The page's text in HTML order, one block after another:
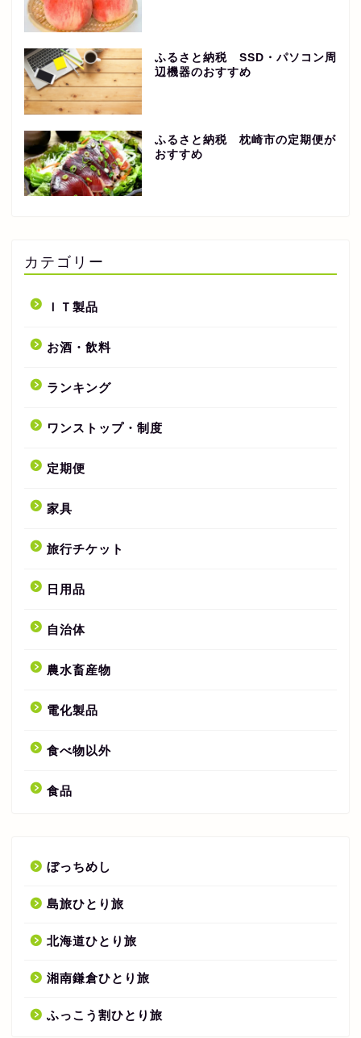
ふるさと納税 SSD・パソコン周
辺機器のおすすめ
ふるさと納税 枕崎市の定期便が
おすすめ
カテゴリー
ＩＴ製品
お酒・飲料
ランキング
ワンストップ・制度
定期便
家具
旅行チケット
日用品
自治体
農水畜産物
電化製品
食べ物以外
食品
ぼっちめし
島旅ひとり旅
北海道ひとり旅
湘南鎌倉ひとり旅
ふっこう割ひとり旅